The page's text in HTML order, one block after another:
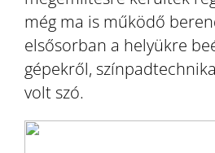
még ma is működő
elsősorban a helyükre
gépekről,
volt szó.